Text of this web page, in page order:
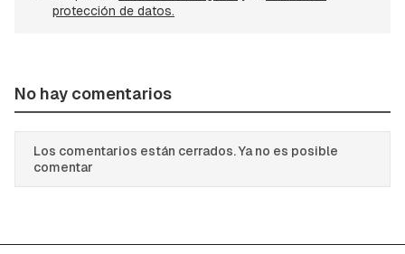
protección de datos.
No hay comentarios
Los comentarios están cerrados. Ya no es posible
comentar